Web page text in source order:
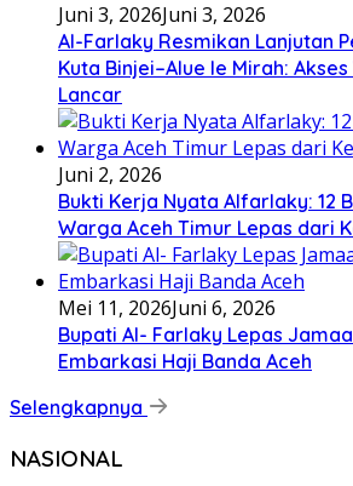
Juni 3, 2026Juni 3, 2026
Al-Farlaky Resmikan Lanjutan
Kuta Binjei–Alue Ie Mirah:
Lancar
Juni 2, 2026
Bukti Kerja Nyata Alfarlaky: 12
Warga Aceh Timur Lepas dari
Mei 11, 2026Juni 6, 2026
Bupati Al- Farlaky Lepas
Embarkasi Haji Banda Aceh
Selengkapnya
NASIONAL